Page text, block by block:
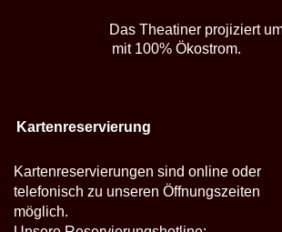
Das Theatiner projiziert
mit 100% Ökostrom.
Kartenreservierung
Kartenreservierungen sind online oder
telefonisch zu unseren Öffnungszeiten
möglich.